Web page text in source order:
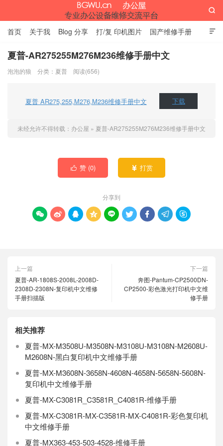

首页 关于我 Blog 分享 打/复 印机图片 国产维修手册
外资维修手册 伊萨网址大全 办公设备网页名片

夏普-AR275255M276M236维修手册中文
泡泡的狼 分类： 夏普 阅读(656)
夏普 AR275,255,M276,M236维修手册中文 下载
未经允许不得转载： 办公屋 » 夏普-AR275255M276M236维修手册中文
 赞 (0)  打赏
分享到
        
上一篇
夏普-AR-1808S-2008L-2008D-
2308D-2308N-复印机中文维修
手册扫描版
下一篇
奔图-Pantum-CP2500DN-
CP2500-彩色激光打印机中文维
修手册
相关推荐
夏普-MX-M3508U-M3508N-M3108U-M3108N-M2608U-
M2608N-黑白复印机中文维修手册
夏普-MX-M3608N-3658N-4608N-4658N-5658N-5608N-
复印机中文维修手册
夏普-MX-C3081R_C3581R_C4081R-维修手册
夏普-MX-C3081R-MX-C3581R-MX-C4081R-彩色复印机
中文维修手册
夏普-MX363-453-503-4528-维修手册